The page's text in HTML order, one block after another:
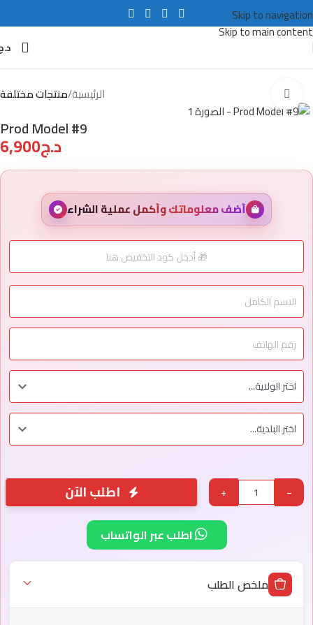
Skip to navigation
Skip to main content
الرئيسية منتجات مختلفة
Prod Model #9
د.ج6,900
أضف معلوماتك وأكمل عملية الشراء
−
+ اطلب الآن
اطلب عبر الواتساب
ملخص الطلب